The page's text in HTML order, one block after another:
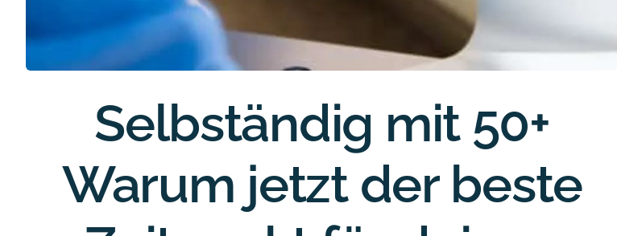
Selbständig mit 50+
Warum jetzt der beste